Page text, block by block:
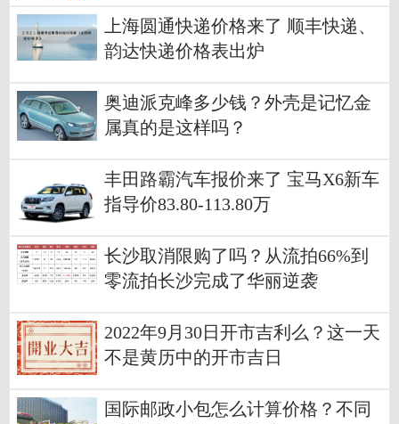
上海圆通快递价格来了 顺丰快递、
韵达快递价格表出炉
奥迪派克峰多少钱？外壳是记忆金
属真的是这样吗？
丰田路霸汽车报价来了 宝马X6新车
指导价83.80-113.80万
长沙取消限购了吗？从流拍66%到
零流拍长沙完成了华丽逆袭
2022年9月30日开市吉利么？这一天
不是黄历中的开市吉日
国际邮政小包怎么计算价格？不同